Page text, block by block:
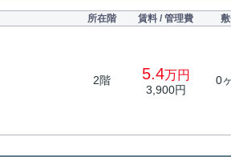
所在階 賃料 / 管理費
2階 5.4万円
3,900円
0